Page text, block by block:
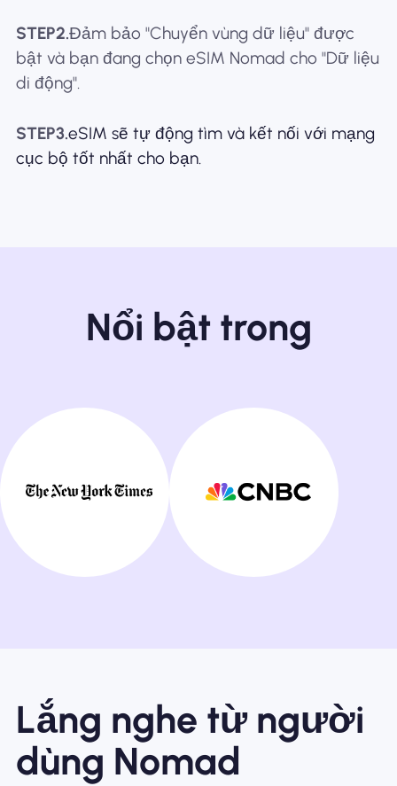
STEP2.Đảm bảo "Chuyển vùng dữ liệu" được
bật và bạn đang chọn eSIM Nomad cho "Dữ liệu
di động".
STEP3.eSIM sẽ tự động tìm và kết nối với mạng
cục bộ tốt nhất cho bạn.
Nổi bật trong
Lắng nghe từ người
dùng Nomad